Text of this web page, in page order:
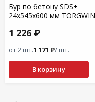
Бур по бетону SDS+
24x545x600 мм TORGWIN
1 226 ₽
от 2 шт.1 171 ₽/ шт.
В корзину